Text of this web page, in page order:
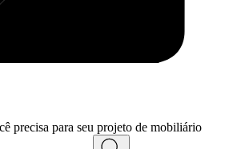
precisa para seu projeto de mobiliário